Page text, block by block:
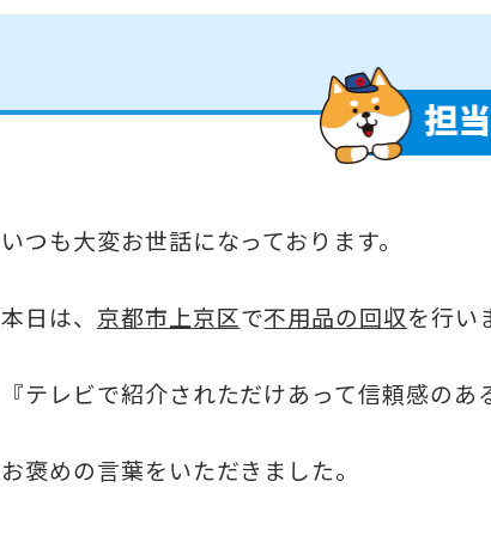
いつも大変お世話になっております。
本日は、 京都市上京区で不用品の回収を行い
『テレビで紹介されただけあって信頼感のあ
お褒めの言葉をいただきました。